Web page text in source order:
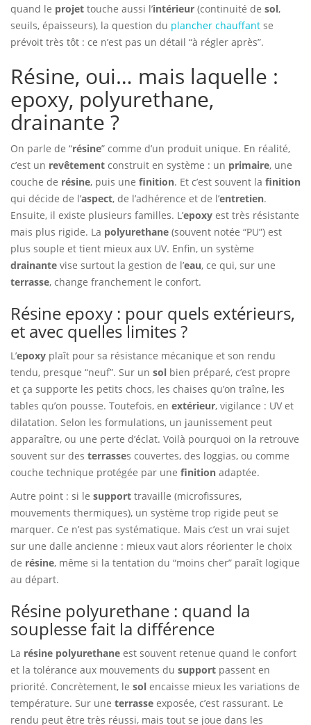
quand le projet touche aussi l’intérieur (continuité de sol,
seuils, épaisseurs), la question du plancher chauffant se
prévoit très tôt : ce n’est pas un détail “à régler après”.
Résine, oui… mais laquelle :
epoxy, polyurethane,
drainante ?
On parle de “résine” comme d’un produit unique. En réalité,
c’est un revêtement construit en système : un primaire, une
couche de résine, puis une finition. Et c’est souvent la finition
qui décide de l’aspect, de l’adhérence et de l’entretien.
Ensuite, il existe plusieurs familles. L’epoxy est très résistante
mais plus rigide. La polyurethane (souvent notée “PU”) est
plus souple et tient mieux aux UV. Enfin, un système
drainante vise surtout la gestion de l’eau, ce qui, sur une
terrasse, change franchement le confort.
Résine epoxy : pour quels extérieurs,
et avec quelles limites ?
L’epoxy plaît pour sa résistance mécanique et son rendu
tendu, presque “neuf”. Sur un sol bien préparé, c’est propre
et ça supporte les petits chocs, les chaises qu’on traîne, les
tables qu’on pousse. Toutefois, en extérieur, vigilance : UV et
dilatation. Selon les formulations, un jaunissement peut
apparaître, ou une perte d’éclat. Voilà pourquoi on la retrouve
souvent sur des terrasses couvertes, des loggias, ou comme
couche technique protégée par une finition adaptée.
Autre point : si le support travaille (microfissures,
mouvements thermiques), un système trop rigide peut se
marquer. Ce n’est pas systématique. Mais c’est un vrai sujet
sur une dalle ancienne : mieux vaut alors réorienter le choix
de résine, même si la tentation du “moins cher” paraît logique
au départ.
Résine polyurethane : quand la
souplesse fait la différence
La résine polyurethane est souvent retenue quand le confort
et la tolérance aux mouvements du support passent en
priorité. Concrètement, le sol encaisse mieux les variations de
température. Sur une terrasse exposée, c’est rassurant. Le
rendu peut être très réussi, mais tout se joue dans les